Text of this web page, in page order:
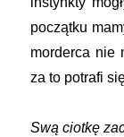
początku
morderca nie
za to potrafi
Swą ciotkę